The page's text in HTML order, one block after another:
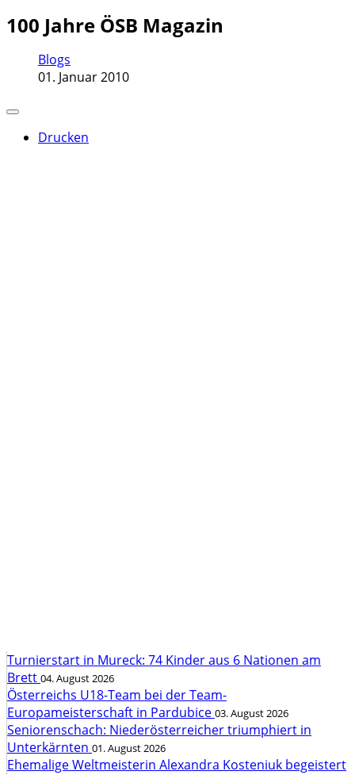
100 Jahre ÖSB Magazin
Blogs
01. Januar 2010
Drucken
Turnierstart in Mureck: 74 Kinder aus 6 Nationen am
Brett 04. August 2026
Österreichs U18-Team bei der Team-
Europameisterschaft in Pardubice 03. August 2026
Seniorenschach: Niederösterreicher triumphiert in
Unterkärnten 01. August 2026
Ehemalige Weltmeisterin Alexandra Kosteniuk begeistert